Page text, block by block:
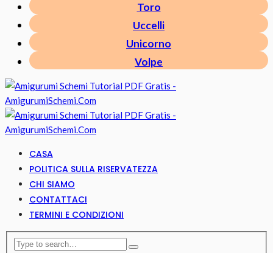
Toro
Uccelli
Unicorno
Volpe
CASA
POLITICA SULLA RISERVATEZZA
CHI SIAMO
CONTATTACI
TERMINI E CONDIZIONI